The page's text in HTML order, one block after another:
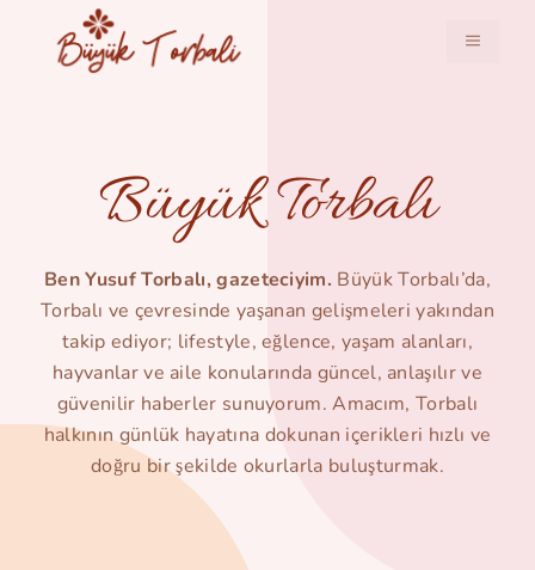
MENÜ
Büyük Torbalı
Ben Yusuf Torbalı, gazeteciyim. Büyük Torbalı’da,
Torbalı ve çevresinde yaşanan gelişmeleri yakından
takip ediyor; lifestyle, eğlence, yaşam alanları,
hayvanlar ve aile konularında güncel, anlaşılır ve
güvenilir haberler sunuyorum. Amacım, Torbalı
halkının günlük hayatına dokunan içerikleri hızlı ve
doğru bir şekilde okurlarla buluşturmak.